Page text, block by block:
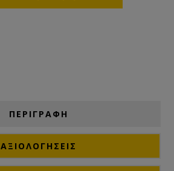
ΠΕΡΙΓΡΑΦΗ
ΑΞΙΟΛΟΓΉΣΕΙΣ